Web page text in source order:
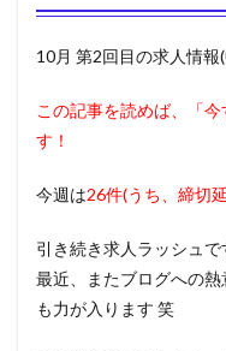
10月 第2回目の求人情報
この記事を読めば、「
す！
今週は26件(うち、締切
引き続き求人ラッシュで
最近、またブログへの
も力が入ります 笑